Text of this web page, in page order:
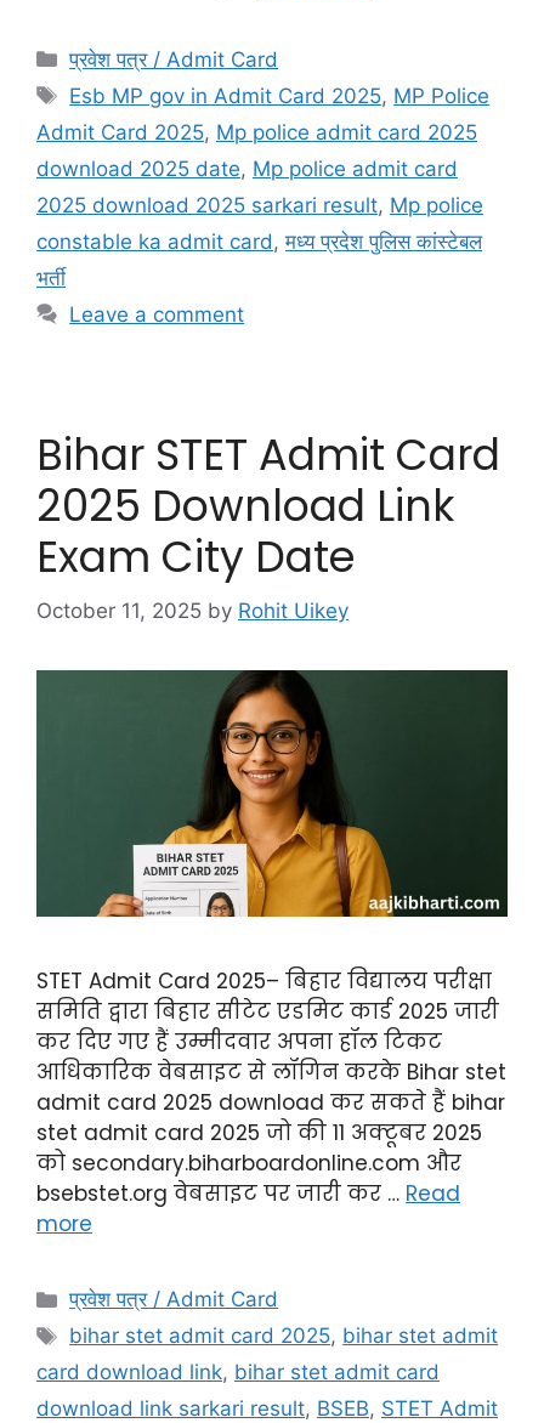
प्रवेश पत्र / Admit Card
Esb MP gov in Admit Card 2025, MP Police
Admit Card 2025, Mp police admit card 2025
download 2025 date, Mp police admit card
2025 download 2025 sarkari result, Mp police
constable ka admit card ,मध्य प्रदेश पुलिस कांस्टेबल
भर्ती
Leave a comment
Bihar STET Admit Card
2025 Download Link
Exam City Date
October 11, 2025 by Rohit Uikey
STET Admit Card 2025– बिहार विद्यालय परीक्षा
समिति द्वारा बिहार सीटेट एडमिट कार्ड 2025 जारी
कर दिए गए हैं उम्मीदवार अपना हॉल टिकट
आधिकारिक वेबसाइट से लॉगिन करके Bihar stet
admit card 2025 download कर सकते हैं bihar
stet admit card 2025 जो की 11 अक्टूबर 2025
को secondary.biharboardonline.com और
bsebstet.org वेबसाइट पर जारी कर … Read
more
प्रवेश पत्र / Admit Card
bihar stet admit card 2025, bihar stet admit
card download link, bihar stet admit card
download link sarkari result, BSEB, STET Admit